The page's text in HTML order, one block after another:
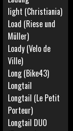
light (Christiania)
Load (Riese und
Müller)
Loady (Velo de
Ville)
Long (Bike43)
Longtail
Longtail (Le Petit
Porteur)
Longtail DUO